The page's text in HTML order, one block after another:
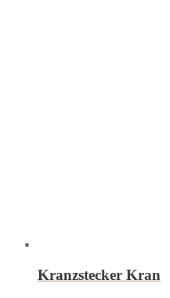
Kranzstecker Kran